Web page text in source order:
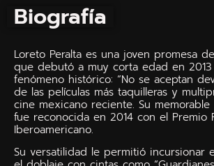
Biografía
Loreto Peralta es una joven promesa
que debutó a muy corta edad en
fenómeno histórico: “No se aceptan
de las películas más taquilleras y
cine mexicano reciente. Su
fue reconocida en 2014 con el Premio
Iberoamericano.
Su versatilidad le permitió incursionar